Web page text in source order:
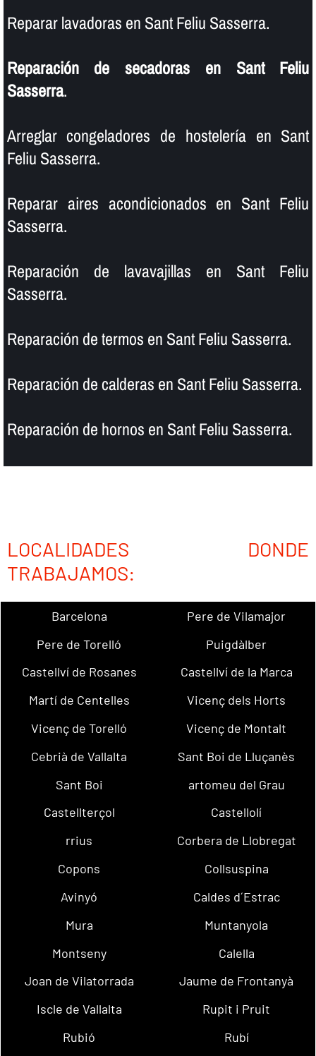
Reparar lavadoras en Sant Feliu Sasserra.
Reparación de secadoras en Sant Feliu
Sasserra.
Arreglar congeladores de hostelerí­a en Sant
Feliu Sasserra.
Reparar aires acondicionados en Sant Feliu
Sasserra.
Reparación de lavavajillas en Sant Feliu
Sasserra.
Reparación de termos en Sant Feliu Sasserra.
Reparación de calderas en Sant Feliu Sasserra.
Reparación de hornos en Sant Feliu Sasserra.
LOCALIDADES DONDE
TRABAJAMOS:
Barcelona
Pere de Vilamajor
Pere de Torelló
Puigdàlber
Castellví de Rosanes
Castellví de la Marca
Martí de Centelles
Vicenç dels Horts
Vicenç de Torelló
Vicenç de Montalt
Cebrià de Vallalta
Sant Boi de Lluçanès
Sant Boi
artomeu del Grau
Castellterçol
Castellolí
rrius
Corbera de Llobregat
Copons
Collsuspina
Avinyó
Caldes d´Estrac
Mura
Muntanyola
Montseny
Calella
Joan de Vilatorrada
Jaume de Frontanyà
Iscle de Vallalta
Rupit i Pruit
Rubió
Rubí